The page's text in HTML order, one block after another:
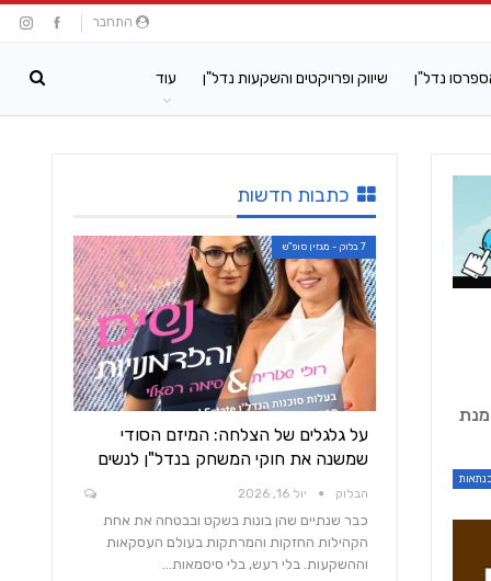
התחבר
נדל"ן שיווק ופרויקטים והשקעות נדל"ן עוד
מנת
כתבות חדשות
7 בלוק - מגזין סופ"ש
על גלגלים של הצלחה: המיזם הסודי
שמשנה את חוקי המשחק בנדל"ן לנשים
הבלוק יול 16, 2026
כבר שנתיים שהן בונות בשקט ובבטחה את אחת
הקהילות החזקות והמרתקות בעולם העסקאות
וההשקעות. בלי רעש, בלי סיסמאות…